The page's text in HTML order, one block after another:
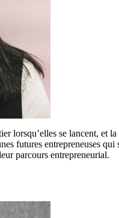
lorsqu’elles se lancent, et
futures entrepreneuses
parcours entrepreneurial.